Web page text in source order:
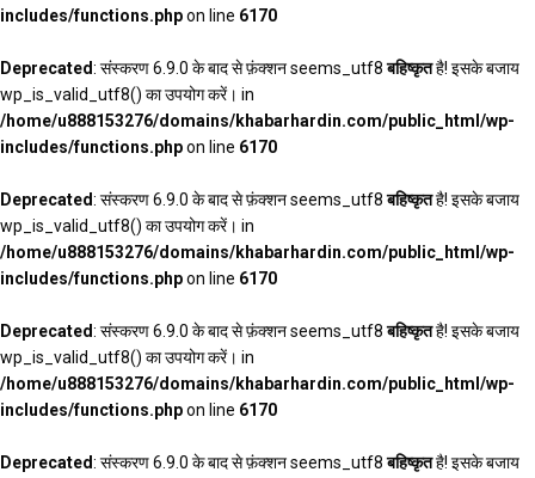
includes/functions.phpon line 6170
Deprecated: संस्करण 6.9.0 के बाद से फ़ंक्शन seems_utf8बहिष्कृतहै! इसके बजाय
wp_is_valid_utf8() का उपयोग करें। in
/home/u888153276/domains/khabarhardin.com/public_html/wp-
includes/functions.phpon line 6170
Deprecated: संस्करण 6.9.0 के बाद से फ़ंक्शन seems_utf8बहिष्कृतहै! इसके बजाय
wp_is_valid_utf8() का उपयोग करें। in
/home/u888153276/domains/khabarhardin.com/public_html/wp-
includes/functions.phpon line 6170
Deprecated: संस्करण 6.9.0 के बाद से फ़ंक्शन seems_utf8बहिष्कृतहै! इसके बजाय
wp_is_valid_utf8() का उपयोग करें। in
/home/u888153276/domains/khabarhardin.com/public_html/wp-
includes/functions.phpon line 6170
Deprecated: संस्करण 6.9.0 के बाद से फ़ंक्शन seems_utf8बहिष्कृतहै! इसके बजाय